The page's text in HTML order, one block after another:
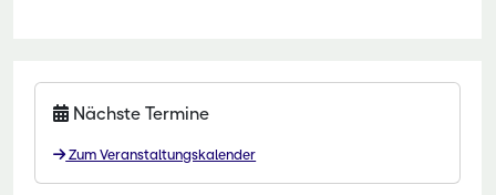
Nächste Termine
Zum Veranstaltungskalender